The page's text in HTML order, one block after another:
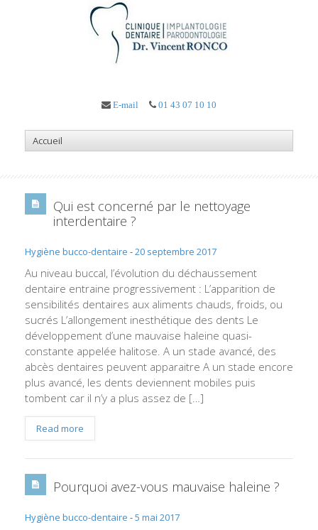
E-mail 01 43 07 10 10
Qui est concerné par le nettoyage
interdentaire ?
Hygiène bucco-dentaire -20 septembre 2017
Au niveau buccal, l’évolution du déchaussement
dentaire entraine progressivement : L’apparition de
sensibilités dentaires aux aliments chauds, froids, ou
sucrés L’allongement inesthétique des dents Le
développement d’une mauvaise haleine quasi-
constante appelée halitose. A un stade avancé, des
abcès dentaires peuvent apparaitre A un stade encore
plus avancé, les dents deviennent mobiles puis
tombent car il n’y a plus assez de […]
Read more
Pourquoi avez-vous mauvaise haleine ?
Hygiène bucco-dentaire -5 mai 2017